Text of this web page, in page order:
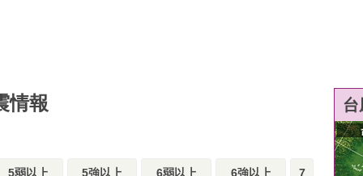
情報
5弱以上 5強以上 6弱以上 6強以上 7